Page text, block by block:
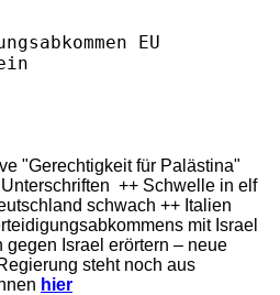
"Gerechtigkeit für Palästina"
++ Schwelle in elf
schwach ++ Italien
mit Israel
Israel erörtern – neue
steht noch aus
hier